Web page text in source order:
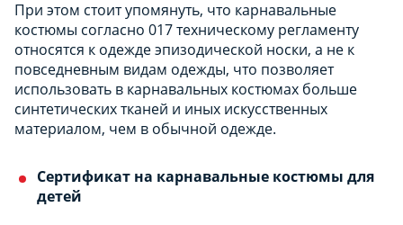
При этом стоит упомянуть, что карнавальные
костюмы согласно 017 техническому регламенту
относятся к одежде эпизодической носки, а не к
повседневным видам одежды, что позволяет
использовать в карнавальных костюмах больше
синтетических тканей и иных искусственных
материалом, чем в обычной одежде.
Сертификат на карнавальные костюмы для
детей